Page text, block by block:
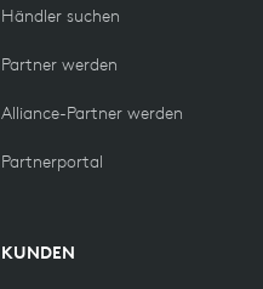
Händler suchen
Partner werden
Alliance-Partner werden
Partnerportal
KUNDEN